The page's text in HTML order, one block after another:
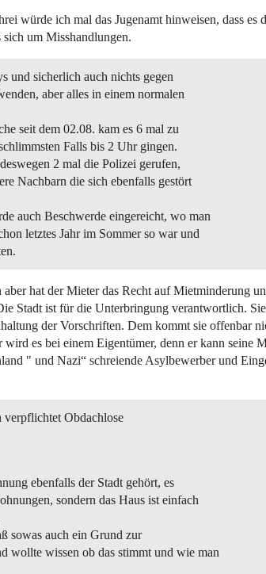
würde ich mal das Jugenamt hinweisen, dass es
um Misshandlungen.
und sicherlich auch nichts gegen
aber alles in einem normalen
seit dem 02.08. kam es 6 mal zu
Falls bis 2 Uhr gingen.
2 mal die Polizei gerufen,
Nachbarn die sich ebenfalls gestört
auch Beschwerde eingereicht, wo man
letztes Jahr im Sommer so war und
hat der Mieter das Recht auf Mietminderung
Stadt ist für die Unterbringung verantwortlich.
der Vorschriften. Dem kommt sie offenbar
wird es bei einem Eigentümer, denn er kann seine
" und Nazi“ schreiende Asylbewerber und
Obdachlose
ebenfalls der Stadt gehört, es
sondern das Haus ist einfach
sowas auch ein Grund zur
wollte wissen ob das stimmt und wie man